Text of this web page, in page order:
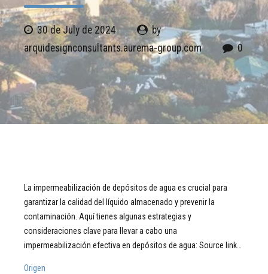
30 de July de 2024
by
arquidesignconsultants.aurema-group.com
0
La impermeabilización de depósitos de agua es crucial para
garantizar la calidad del líquido almacenado y prevenir la
contaminación. Aquí tienes algunas estrategias y
consideraciones clave para llevar a cabo una
impermeabilización efectiva en depósitos de agua: Source link…
Origen